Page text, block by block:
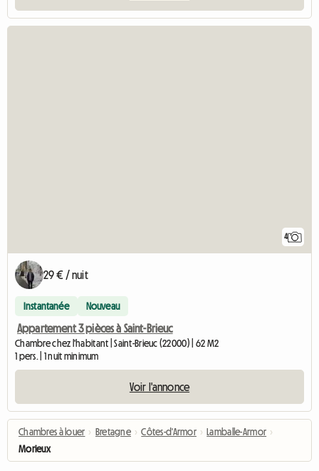
4
29 € / nuit
Instantanée Nouveau
Appartement 3 pièces à Saint-Brieuc
Chambre chez l'habitant | Saint-Brieuc (22000) | 62 M2
1 pers. | 1 nuit minimum
Voir l'annonce
Chambres à louer › Bretagne › Côtes-d'Armor › Lamballe-Armor ›
Morieux